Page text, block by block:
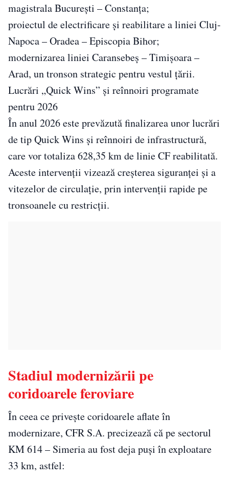
magistrala București – Constanța;
proiectul de electrificare și reabilitare a liniei Cluj-
Napoca – Oradea – Episcopia Bihor;
modernizarea liniei Caransebeș – Timișoara –
Arad, un tronson strategic pentru vestul țării.
Lucrări „Quick Wins” și reînnoiri programate
pentru 2026
În anul 2026 este prevăzută finalizarea unor lucrări
de tip Quick Wins și reînnoiri de infrastructură,
care vor totaliza 628,35 km de linie CF reabilitată.
Aceste intervenții vizează creșterea siguranței și a
vitezelor de circulație, prin intervenții rapide pe
tronsoanele cu restricții.
Stadiul modernizării pe
coridoarele feroviare
În ceea ce privește coridoarele aflate în
modernizare, CFR S.A. precizează că pe sectorul
KM 614 – Simeria au fost deja puși în exploatare
33 km, astfel: